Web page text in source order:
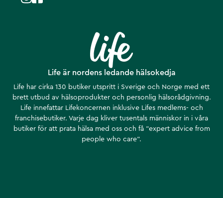
Life är nordens ledande hälsokedja
Life har cirka 130 butiker utspritt i Sverige och Norge med ett
brett utbud av hälsoprodukter och personlig hälsorådgivning.
Life innefattar Lifekoncernen inklusive Lifes medlems- och
franchisebutiker. Varje dag kliver tusentals människor in i våra
butiker för att prata hälsa med oss och få ”expert advice from
people who care”.